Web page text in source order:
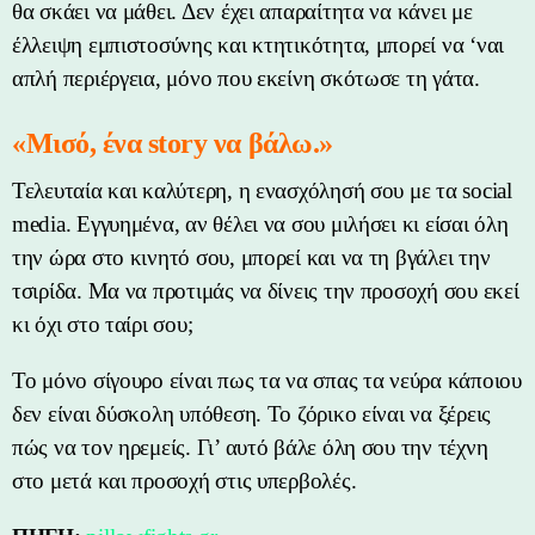
θα σκάει να μάθει. Δεν έχει απαραίτητα να κάνει με
έλλειψη εμπιστοσύνης και κτητικότητα, μπορεί να ‘ναι
απλή περιέργεια, μόνο που εκείνη σκότωσε τη γάτα.
«Μισό, ένα story να βάλω.»
Τελευταία και καλύτερη, η ενασχόλησή σου με τα social
media. Εγγυημένα, αν θέλει να σου μιλήσει κι είσαι όλη
την ώρα στο κινητό σου, μπορεί και να τη βγάλει την
τσιρίδα. Μα να προτιμάς να δίνεις την προσοχή σου εκεί
κι όχι στο ταίρι σου;
Το μόνο σίγουρο είναι πως τα να σπας τα νεύρα κάποιου
δεν είναι δύσκολη υπόθεση. Το ζόρικο είναι να ξέρεις
πώς να τον ηρεμείς. Γι’ αυτό βάλε όλη σου την τέχνη
στο μετά και προσοχή στις υπερβολές.